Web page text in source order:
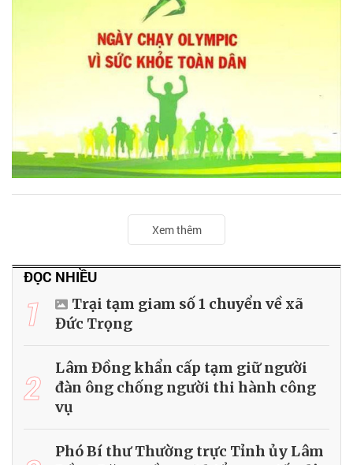
Xem thêm
ĐỌC NHIỀU
1
Trại tạm giam số 1 chuyển về xã
Đức Trọng
2
Lâm Đồng khẩn cấp tạm giữ người
đàn ông chống người thi hành công
vụ
Phó Bí thư Thường trực Tỉnh ủy Lâm